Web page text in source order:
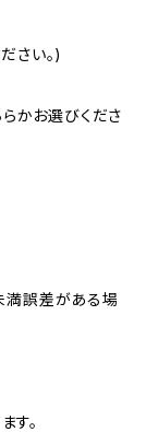
さい。)
かお選びくださ
満誤差がある場
す。